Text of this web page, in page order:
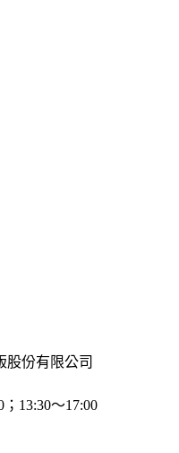
股份有限公司
13:30～17:00